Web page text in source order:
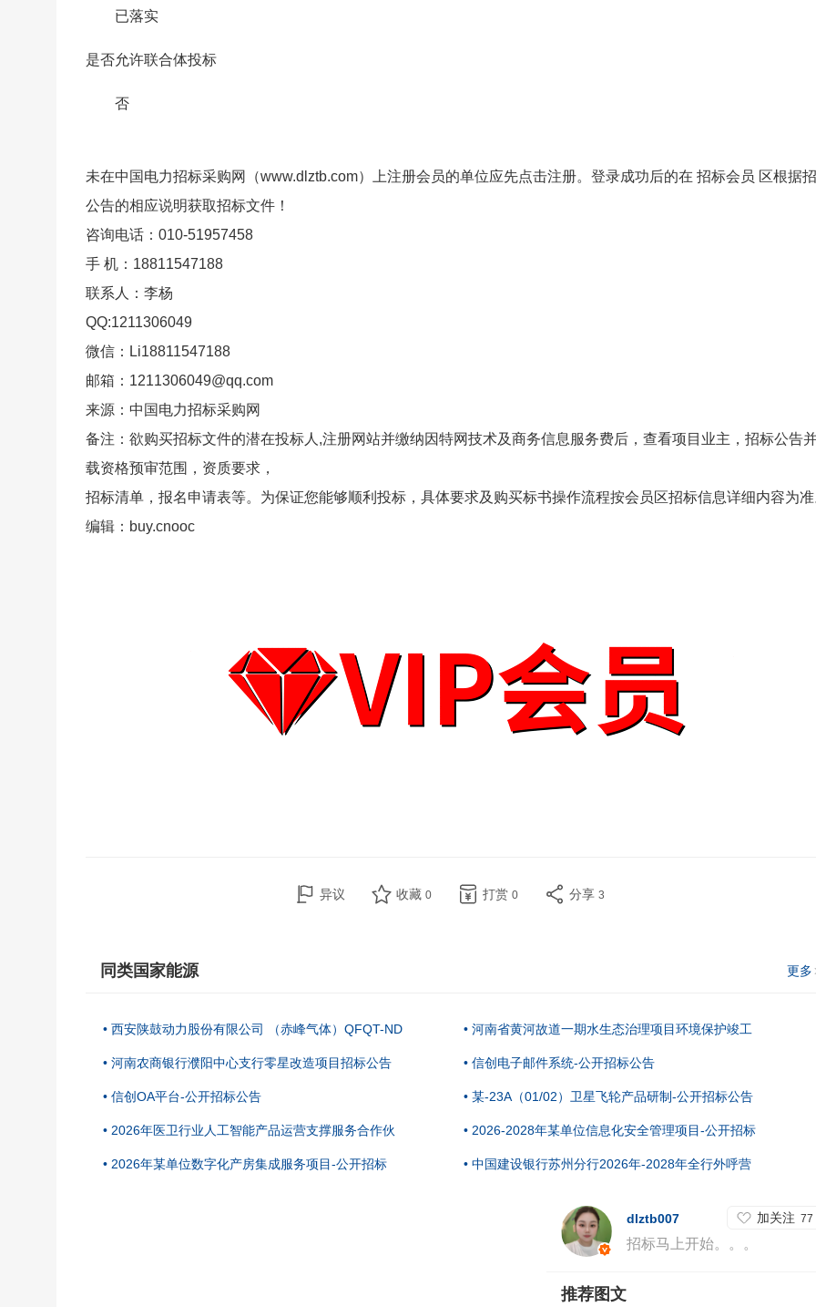
已落实
是否允许联合体投标
否
未在中国电力招标采购网（www.dlztb.com）上注册会员的单位应先点击注册。登录成功后的在 招标会员 区根据
公告的相应说明获取招标文件！
咨询电话：010-51957458
手 机：18811547188
联系人：李杨
QQ:1211306049
微信：Li18811547188
邮箱：1211306049@qq.com
来源：中国电力招标采购网
备注：欲购买招标文件的潜在投标人,注册网站并缴纳因特网技术及商务信息服务费后，查看项目业主，招标公告
载资格预审范围，资质要求，
招标清单，报名申请表等。为保证您能够顺利投标，具体要求及购买标书操作流程按会员区招标信息详细内容为
编辑：buy.cnooc
异议 收藏 0 打赏 0 分享 3
更多
同类国家能源
• 西安陕鼓动力股份有限公司 （赤峰气体）QFQT-ND • 河南省黄河故道一期水生态治理项目环境保护竣工
• 河南农商银行濮阳中心支行零星改造项目招标公告 • 信创电子邮件系统-公开招标公告
• 信创OA平台-公开招标公告 • 某-23A（01/02）卫星飞轮产品研制-公开招标公告
• 2026年医卫行业人工智能产品运营支撑服务合作伙 • 2026-2028年某单位信息化安全管理项目-公开招标
• 2026年某单位数字化产房集成服务项目-公开招标 • 中国建设银行苏州分行2026年-2028年全行外呼营
dlztb007 加关注 77
招标马上开始。。。
推荐图文